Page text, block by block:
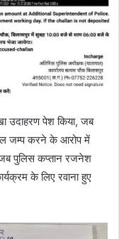
उदाहरण पेश किया, जब
जम्प करने के आरोप में
जब पुलिस कप्तान रजनेश
के लिए रवाना हुए